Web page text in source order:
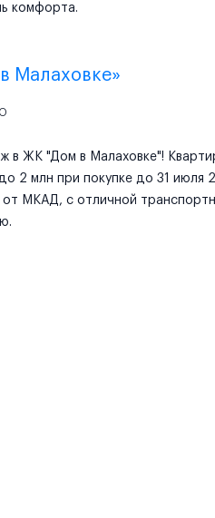
комфорта.
Малаховке»
в ЖК "Дом в Малаховке"!
2 млн при покупке до 31 июля
от МКАД, с отличной